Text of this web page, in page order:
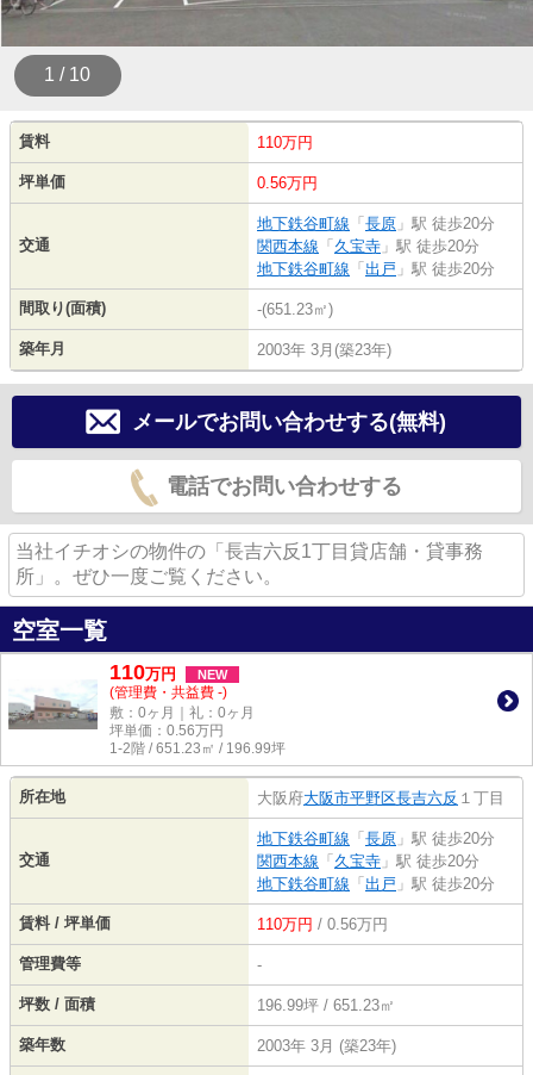
1 / 10
賃料 110万円
坪単価 0.56万円
交通
地下鉄谷町線 「 長原 」駅 徒歩20分
関西本線 「 久宝寺 」駅 徒歩20分
地下鉄谷町線 「 出戸 」駅 徒歩20分
間取り(面積) -(651.23㎡)
築年月 2003年 3月(築23年)
メールでお問い合わせする(無料)
電話でお問い合わせする
当社イチオシの物件の「長吉六反1丁目貸店舗・貸事務
所」。ぜひ一度ご覧ください。
空室一覧
110万円 NEW
(管理費・共益費 -)
敷：0ヶ月｜礼：0ヶ月
坪単価： 0.56万円
1-2階 / 651.23㎡ / 196.99坪
所在地 大阪府大阪市平野区長吉六反 １丁目
交通
地下鉄谷町線 「 長原 」駅 徒歩20分
関西本線 「 久宝寺 」駅 徒歩20分
地下鉄谷町線 「 出戸 」駅 徒歩20分
賃料 / 坪単価 110万円 / 0.56万円
管理費等 -
坪数 / 面積 196.99坪 / 651.23㎡
築年数 2003年 3月 (築23年)